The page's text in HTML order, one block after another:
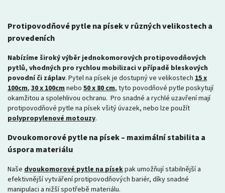
Protipovodňové pytle na písek v různých velikostech a
provedeních
Nabízíme široký výběr jednokomorových protipovodňových
pytlů, vhodných pro rychlou mobilizaci v případě bleskových
povodní či záplav. Pytel na písek je dostupný ve velikostech 15 x
100cm, 30 x 100cm nebo 50 x 80 cm, tyto povodňové pytle poskytují
okamžitou a spolehlivou ochranu. Pro snadné a rychlé uzavření mají
protipovodňové pytle na písek všitý úvazek, nebo lze použít
polypropylenové motouzy.
Dvoukomorové pytle na písek – maximální stabilita a
úspora materiálu
Naše dvoukomorové pytle na písekpak umožňují stabilnější a
efektivnější vytváření protipovodňových bariér, díky snadné
manipulaci a nižší spotřebě materiálu.